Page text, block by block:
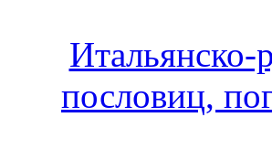
Итальянско-
пословиц,